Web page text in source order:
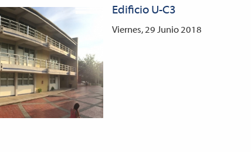
Edificio U-C3
Viernes, 29 Junio 2018